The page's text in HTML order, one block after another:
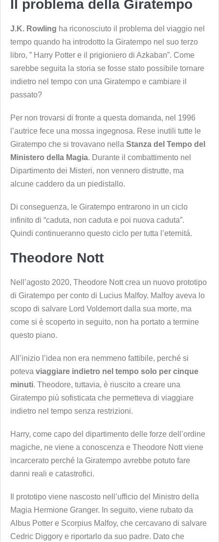
Il problema della Giratempo
J.K. Rowling ha riconosciuto il problema del viaggio nel
tempo quando ha introdotto la Giratempo nel suo terzo
libro, ” Harry Potter e il prigioniero di Azkaban”. Come
sarebbe seguita la storia se fosse stato possibile tornare
indietro nel tempo con una Giratempo e cambiare il
passato?
Per non trovarsi di fronte a questa domanda, nel 1996
l’autrice fece una mossa ingegnosa. Rese inutili tutte le
Giratempo che si trovavano nella Stanza del Tempo del
Ministero della Magia. Durante il combattimento nel
Dipartimento dei Misteri, non vennero distrutte, ma
alcune caddero da un piedistallo.
Di conseguenza, le Giratempo entrarono in un ciclo
infinito di “caduta, non caduta e poi nuova caduta”.
Quindi continueranno questo ciclo per tutta l’eternitá.
Theodore Nott
Nell’agosto 2020, Theodore Nott crea un nuovo prototipo
di Giratempo per conto di Lucius Malfoy. Malfoy aveva lo
scopo di salvare Lord Voldemort dalla sua morte, ma
come si è scoperto in seguito, non ha portato a termine
questo piano.
All’inizio l’idea non era nemmeno fattibile, perché si
poteva viaggiare indietro nel tempo solo per cinque
minuti. Theodore, tuttavia, è riuscito a creare una
Giratempo più sofisticata che permetteva di viaggiare
indietro nel tempo senza restrizioni.
Harry, come capo del dipartimento delle forze dell’ordine
magiche, ne viene a conoscenza e Theodore Nott viene
incarcerato perché la Giratempo avrebbe potuto fare
danni reali e catastrofici.
Il prototipo viene nascosto nell’ufficio del Ministro della
Magia Hermione Granger. In seguito, viene rubato da
Albus Potter e Scorpius Malfoy, che cercavano di salvare
Cedric Diggory e riportarlo da suo padre. Dato che